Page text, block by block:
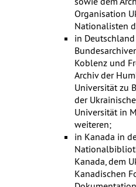
Organisation
Nationalisten
in
Koblenz und
Archiv der
Universität zu
der
Universität in
weiteren;
in Kanada in
Kanada, dem
Kanadischen